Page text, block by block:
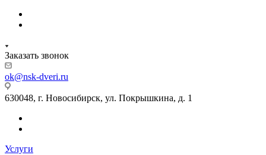
Заказать звонок
ok@nsk-dveri.ru
630048, г. Новосибирск, ул. Покрышкина, д. 1
Услуги